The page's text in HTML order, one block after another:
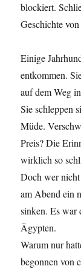
block­iert.
Geschichte
Einige
entkom­men.
auf dem Weg
Sie schlep­pen
Müde.
Preis? Die
wirk­lich so
Doch wer
am Abend ein
sinken. Es war
Ägypten.
Warum nur
begonnen von